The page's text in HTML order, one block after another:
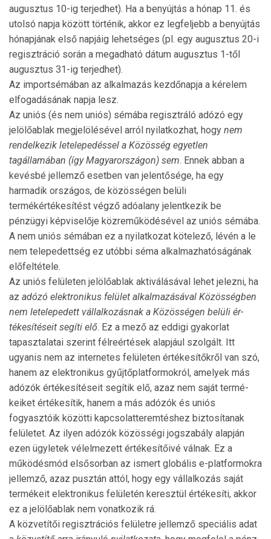
augusztus 10-ig ter­jed­het). Ha a benyújtás a hónap 11. és
utolsó nap­ja között történik, akkor ez legfel­jebb a benyújtás
hó­nap­jának első nap­jáig lehetsé­ges (pl. egy augusztus 20-i
regisztráció során a megadható dátum augusztus 1-től
augusztus 31-ig ter­jedhet).
Az importsémában az alkalmazás kezdő­napja a ké­relem
elfogadásának napja lesz.
Az uniós (és nem uniós) sémába re­gisztráló adózó egy
jelölőablak megje­lö­lé­sével arról nyi­latkozhat, hogy nem
rendelkezik letele­pe­déssel a Közösség egyet­len
tagállamában (így Magyar­or­szágon) sem. Ennek abban a
kevésbé jellemző esetben van jelentősége, ha egy
harmadik országos, de közösségen belüli
termékértékesítést végző adóalany jelentkezik be
pénzügyi képvi­se­lője közreműkö­dé­sével az uniós sémá­ba.
A nem uniós sémában ez a nyi­lat­ko­zat kö­te­lező, lévén a le
nem tele­pe­dett­ség ez utóbbi séma alkal­mazható­ságá­nak
előfeltétele.
Az uniós felületen jelölőablak aktiválásával lehet je­lezni, ha
az adózó elektronikus felület alkalmazásával Kö­zös­ségben
nem letelepe­dett vállalkozásnak a Közösségen belüli ér­
tékesítéseit segíti elő. Ez a mező az eddigi gyakorlat
tapasztalatai szerint félreértések alapjául szolgált. Itt
ugyanis nem az internetes felületen értékesítőkről van szó,
hanem az elektronikus gyűjtőplatformokról, amelyek más
adózók értékesí­té­seit segítik elő, azaz nem saját ter­mé­
keiket értékesítik, ha­nem a más adózók és uniós
fogyasztóik közötti kapcso­lat­te­remtéshez biztosítanak
felületet. Az ilyen adózók közös­ségi jogszabály alapján
ezen ügyletek vélelmezett értéke­sí­tőivé válnak. Ez a
működésmód elsősorban az ismert globális e-platformokra
jellemző, azaz pusztán attól, hogy egy vállalkozás saját
termékeit elektronikus felületén keresztül értékesíti, akkor
ez a jelölőablak nem vonatkozik rá.
A közvetítői regisztrációs felületre jellemző speciális adat